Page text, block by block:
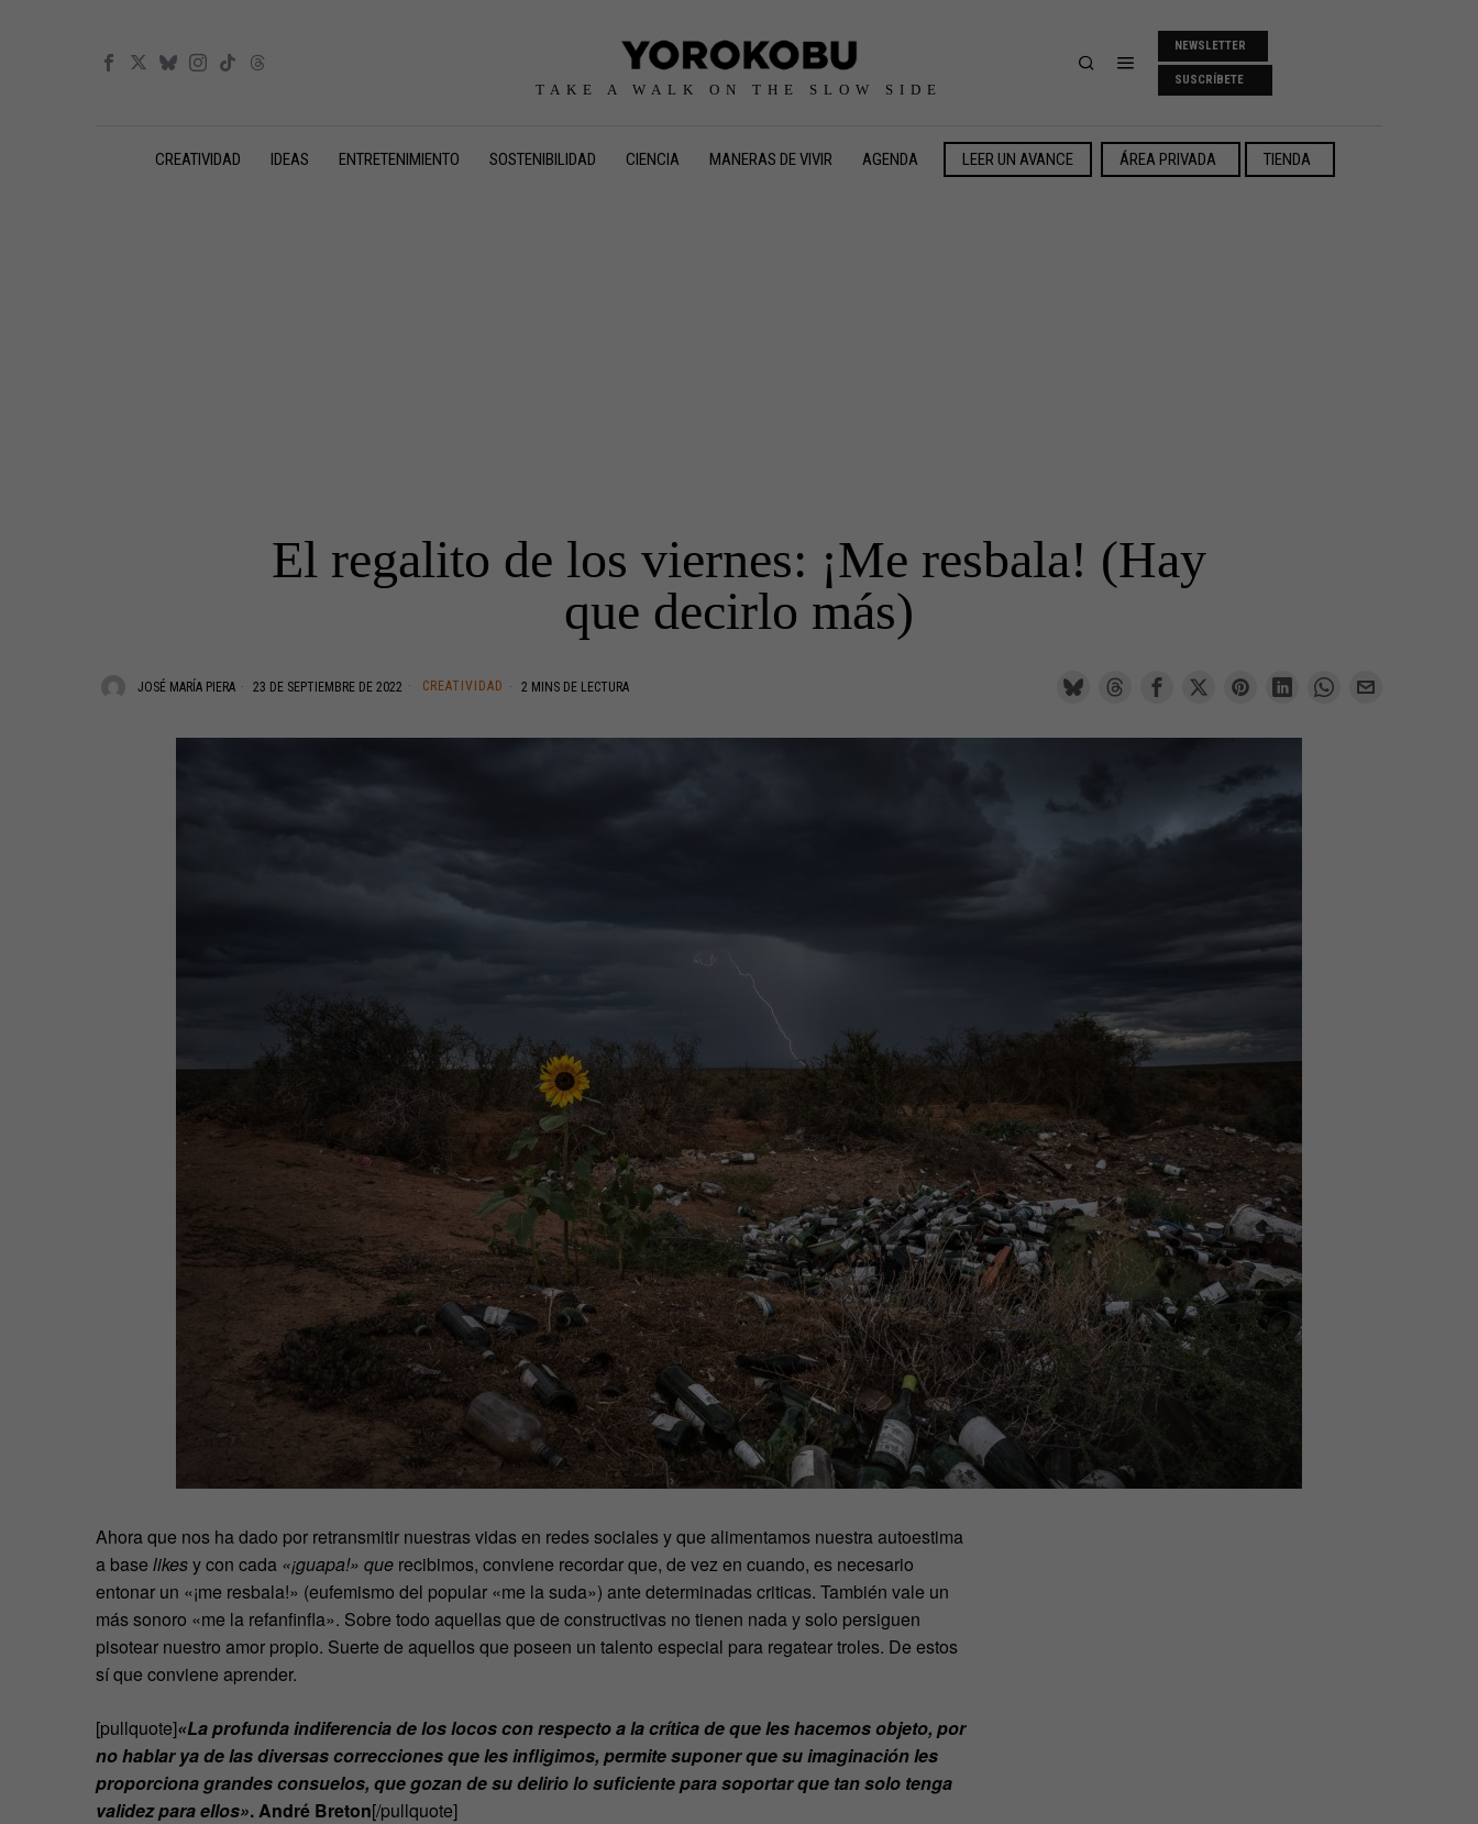
TAKE A WALK ON THE SLOW SIDE
NEWSLETTER
SUSCRÍBETE
CREATIVIDAD IDEAS ENTRETENIMIENTO SOSTENIBILIDAD CIENCIA MANERAS DE VIVIR AGENDA LEER UN AVANCE ÁREA PRIVADA TIENDA
El regalito de los viernes: ¡Me resbala! (Hay
que decirlo más)
JOSÉ MARÍA PIERA 23 DE SEPTIEMBRE DE 2022 CREATIVIDAD 2 MINS DE LECTURA
Ahora que nos ha dado por retransmitir nuestras vidas en redes sociales y que alimentamos nuestra autoestima
a base likesy con cada «¡guapa!» que recibimos, conviene recordar que, de vez en cuando, es necesario
entonar un «¡me resbala!» (eufemismo del popular «me la suda») ante determinadas criticas. También vale un
más sonoro «me la refanfinfla». Sobre todo aquellas que de constructivas no tienen nada y solo persiguen
pisotear nuestro amor propio. Suerte de aquellos que poseen un talento especial para regatear troles. De estos
sí que conviene aprender.
[pullquote]«La profunda indiferencia de los locos con respecto a la crítica de que les hacemos objeto, por
no hablar ya de las diversas correcciones que les infligimos, permite suponer que su imaginación les
proporciona grandes consuelos, que gozan de su delirio lo suficiente para soportar que tan solo tenga
validez para ellos». André Breton[/pullquote]